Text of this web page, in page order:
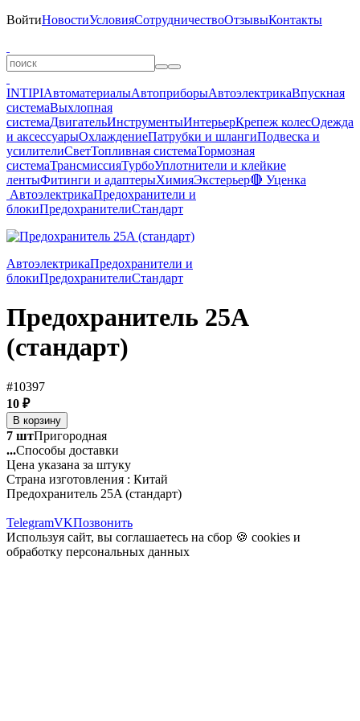
ВойтиНовостиУсловияСотрудничествоОтзывыКонтакты
INTIPIАвтоматериалыАвтоприборыАвтоэлектрикаВпускная
системаВыхлопная
системаДвигательИнструментыИнтерьерКрепеж колесОдежда
и аксессуарыОхлаждениеПатрубки и шлангиПодвеска и
усилителиСветТопливная системаТормозная
системаТрансмиссияТурбоУплотнители и клейкие
лентыФитинги и адаптерыХимияЭкстерьер🔴 Уценка
АвтоэлектрикаПредохранители и
блокиПредохранителиСтандарт
АвтоэлектрикаПредохранители и
блокиПредохранителиСтандарт
Предохранитель 25A
(стандарт)
#10397
10 ₽
В корзину
7 штПригородная
...Способы доставки
Цена указана за штуку
Страна изготовления : Китай
Предохранитель 25A (стандарт)
TelegramVKПозвонить
Используя сайт, вы соглашаетесь на сбор 🍪 cookies и
обработку персональных данных